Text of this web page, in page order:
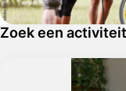
Zoek een